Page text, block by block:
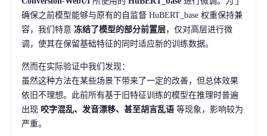
确保之前模型能够与原有的自监督 HuBERT_base 权重保持兼
容，我们特意 冻结了模型的部分前置层，仅对高层进行微
调，使其在保留基础特征的同时适应新的训练数据。
然而在实际验证中我们发现：
虽然这种方法在某些场景下带来了一定的改善，但总体效果
依旧不理想。此前所有基于旧特征训练的模型在推理时普遍
出现 咬字混乱、发音漂移、甚至胡言乱语 等现象，影响较为
严重。